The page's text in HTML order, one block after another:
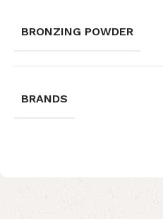
BRONZING POWDER
BRANDS